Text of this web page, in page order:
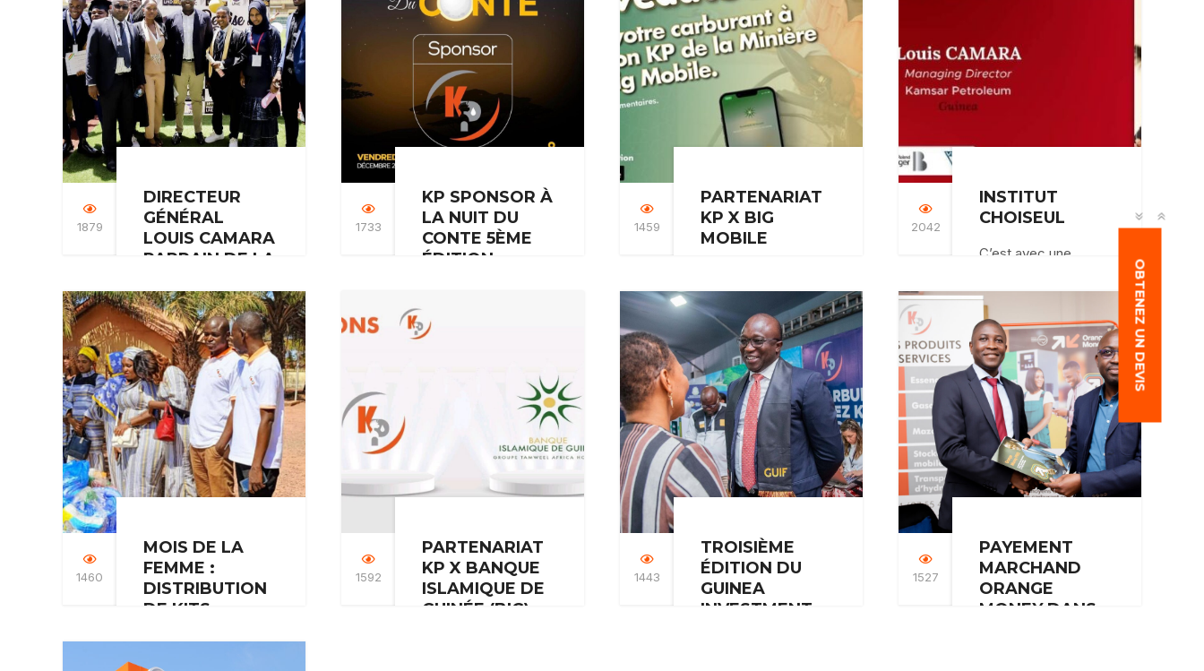
au Forum de
l’Étudiant…
DIRECTEUR
GÉNÉRAL
LOUIS CAMARA
PARRAIN DE LA
PROMOTION
DE
L’UNIVERSITÉ
NONGO
CONAKRY -
UNC.
La présence de Mr
Louis Camara en tant
que parrain à la
1879
KP SPONSOR À
LA NUIT DU
CONTE 5ÈME
ÉDITION
sponsor officiel de la
5ème édition de La
1733
PARTENARIAT
KP X BIG
MOBILE
pouvez effectuer
facilement et en
toute sécurité le
règlement de nos
produits…
1459
INSTITUT
CHOISEUL
C’est avec une
nous annonçons la
sélection de
Monsieur Louis
Camara,…
2042
MOIS DE LA
FEMME :
DISTRIBUTION
DE KITS
1460
PARTENARIAT
KP X BANQUE
ISLAMIQUE DE
GUINÉE (BIG)
1592
TROISIÈME
ÉDITION DU
GUINEA
INVESTMENT
1443
PAYEMENT
MARCHAND
ORANGE
MONEY DANS
1527
OBTENEZ UN DEVIS